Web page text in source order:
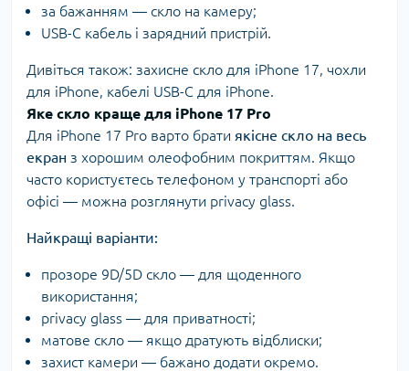
за бажанням — скло на камеру;
USB-C кабель і зарядний пристрій.
Дивіться також: захисне скло для iPhone 17, чохли
для iPhone, кабелі USB-C для iPhone.
Яке скло краще для iPhone 17 Pro
Для iPhone 17 Pro варто брати якісне скло на весь
екран з хорошим олеофобним покриттям. Якщо
часто користуєтесь телефоном у транспорті або
офісі — можна розглянути privacy glass.
Найкращі варіанти:
прозоре 9D/5D скло — для щоденного
використання;
privacy glass — для приватності;
матове скло — якщо дратують відблиски;
захист камери — бажано додати окремо.